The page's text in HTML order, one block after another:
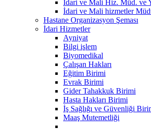
İdari ve Mali Hiz. Müd. ve
İdari ve Mali hizmetler
Hastane Organizasyon Şeması
İdari Hizmetler
Ayniyat
Bilgi işlem
Biyomedikal
Çalışan Hakları
Eğitim Birimi
Evrak Birimi
Gider Tahakkuk Birimi
Hasta Hakları Birimi
İş Sağlığı ve Güvenliği
Maaş Mutemetliği